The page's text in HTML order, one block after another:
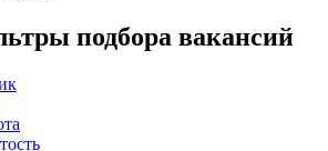
подбора вакансий